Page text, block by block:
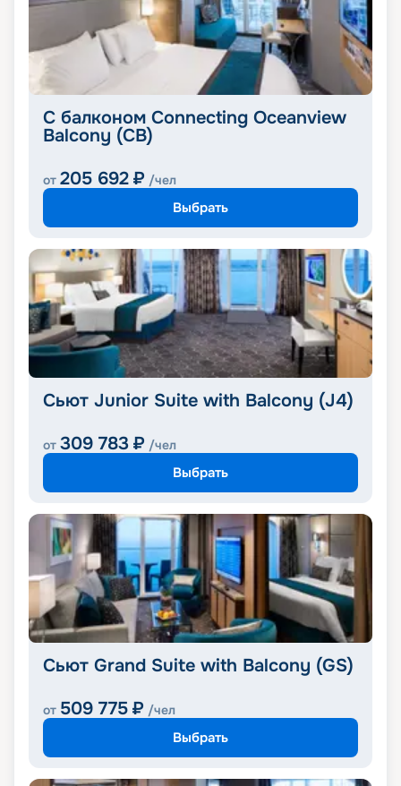
С балконом Connecting Oceanview
Balcony (CB)
от 205 692 ₽ /чел
Выбрать
Сьют Junior Suite with Balcony (J4)
от 309 783 ₽ /чел
Выбрать
Сьют Grand Suite with Balcony (GS)
от 509 775 ₽ /чел
Выбрать